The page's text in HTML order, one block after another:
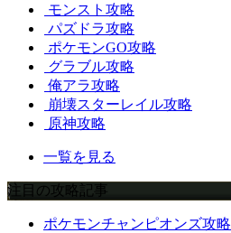
モンスト攻略
パズドラ攻略
ポケモンGO攻略
グラブル攻略
俺アラ攻略
崩壊スターレイル攻略
原神攻略
一覧を見る
注目の攻略記事
ポケモンチャンピオンズ攻略